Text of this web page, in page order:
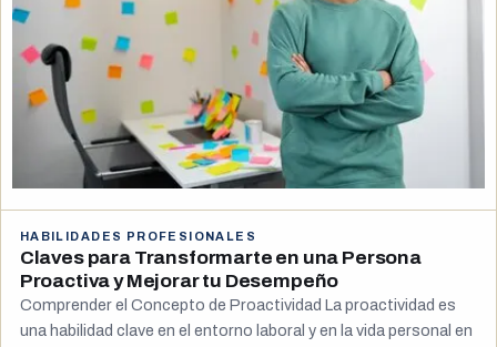
HABILIDADES PROFESIONALES
Claves para Transformarte en una Persona
Proactiva y Mejorar tu Desempeño
Comprender el Concepto de Proactividad La proactividad es
una habilidad clave en el entorno laboral y en la vida personal en